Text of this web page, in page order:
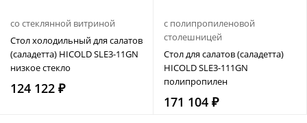
со стеклянной витриной
Стол холодильный для салатов
(саладетта) HICOLD SLE3-11GN
низкое стекло
124 122 ₽
с полипропиленовой
столешницей
Стол для салатов (саладетта)
HICOLD SLE3-111GN
полипропилен
171 104 ₽